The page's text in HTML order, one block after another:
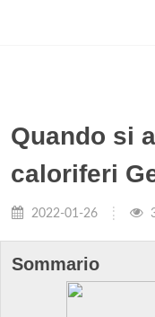
Quando si
caloriferi
2022-01-26
Sommario